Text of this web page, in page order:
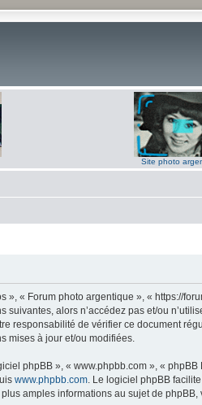
Site photo
« Forum photo argentique », « https://
alors n’accédez pas et/ou
responsabilité de vérifier ce document
mises à jour et/ou modifiées.
phpBB », « www.phpbb.com », «
www.phpbb.com. Le logiciel phpBB
amples informations au sujet de phpBB,